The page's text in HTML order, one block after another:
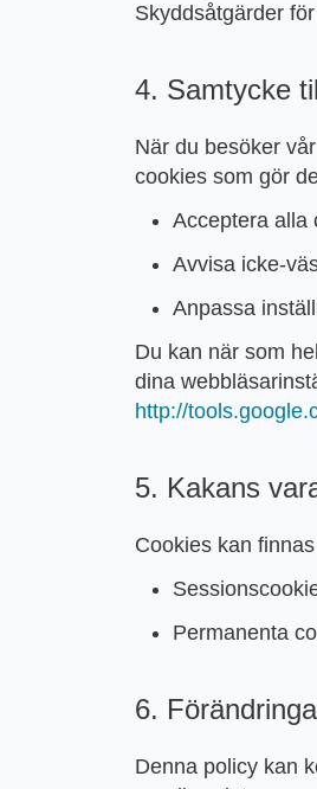
Skyddsåtgärder
4. Samtycke
När du besöker
cookies som gör
Acceptera alla
Avvisa icke-
Anpassa
Du kan när som
dina
http://
5. Kakans
Cookies kan
Permanenta
6.
Denna policy kan